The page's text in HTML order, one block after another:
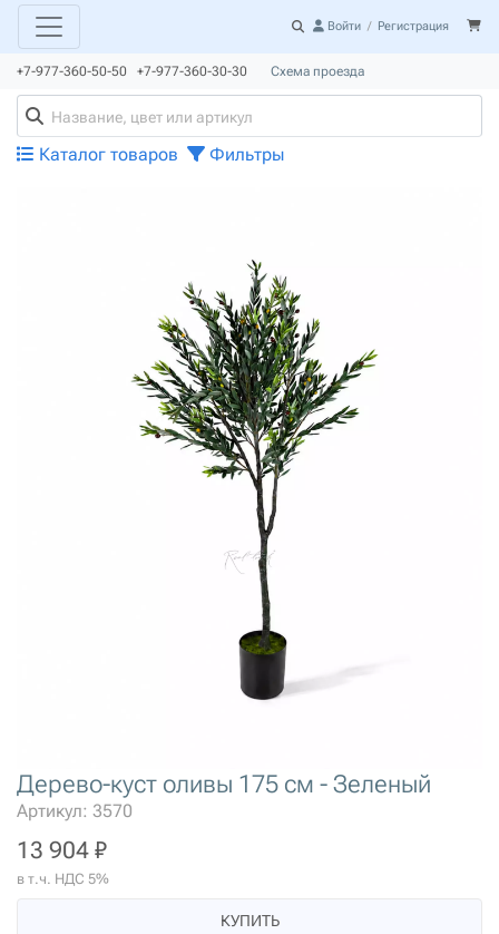
Войти / Регистрация
+7-977-360-50-50 +7-977-360-30-30 Схема проезда
Каталог товаров Фильтры
Дерево-куст оливы 175 см - Зеленый
Артикул: 3570
13 904 ₽
в т.ч. НДС 5%
КУПИТЬ